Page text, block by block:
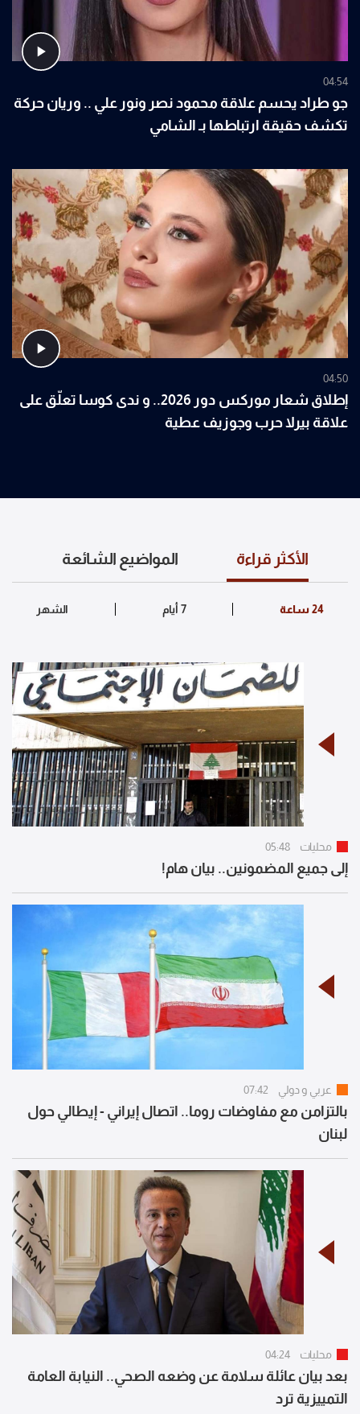
04:54
جو طراد يحسم علاقة محمود نصر ونور علي .. وريان حركة
تكشف حقيقة ارتباطها بـ الشامي
04:50
إطلاق شعار موركس دور 2026.. و ندى كوسا تعلّق على
علاقة بيرلا حرب وجوزيف عطية
الأكثر قراءة المواضيع الشائعة
محليات 05:48
إلى جميع المضمونين.. بيان هام!
عربي و دولي 07:42
بالتزامن مع مفاوضات روما.. اتصال إيراني - إيطالي حول
لبنان
محليات 04:24
بعد بيان عائلة سلامة عن وضعه الصحي.. النيابة العامة
التمييزية ترد